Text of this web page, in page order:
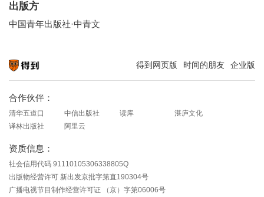
出版方
中国青年出版社·中青文
得到网页版 时间的朋友 企业版
合作伙伴：
清华五道口 中信出版社 读库
湛庐文化
译林出版社
阿里云
资质信息：
社会信用代码 91110105306338805Q
出版物经营许可 新出发京批字第直190304号
广播电视节目制作经营许可证 （京）字第06006号